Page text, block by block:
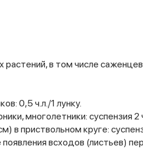
в том числе
0,5 ч.л./1 лунку.
многолетники: суспензия 2
в приствольном круге:
всходов (листьев)